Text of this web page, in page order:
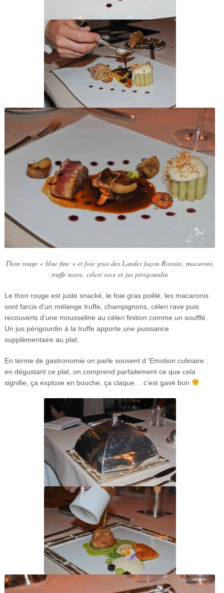
Thon rouge « blue fine » et foie gras des Landes façon Rossini, macaroni,
truffe noire, céleri rave et jus périgourdin
Le thon rouge est juste snacké, le foie gras poêlé, les macaronis
sont farcis d’un mélange truffe, champignons, céleri rave puis
recouverts d’une mousseline au céleri finition comme un soufflé.
Un jus périgourdin à la truffe apporte une puissance
supplémentaire au plat.
En terme de gastronomie on parle souvent d ‘Emotion culinaire :
en dégustant ce plat, on comprend parfaitement ce que cela
signifie, ça explose en bouche, ça claque… c’est gavé bon